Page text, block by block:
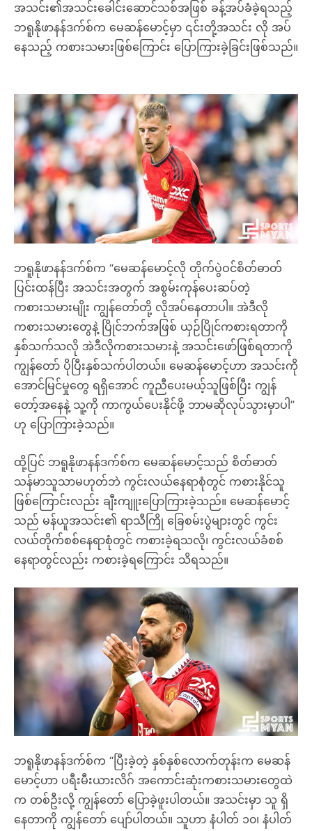
အသင်း၏အသင်းခေါင်းဆောင်သစ်အဖြစ် ခန့်အပ်ခံခဲ့ရသည့်
ဘရူနိုဖာနန်ဒက်စ်က မေဆန်မောင့်မှာ ၎င်းတို့အသင်း လို အပ်
နေသည့် ကစားသမားဖြစ်ကြောင်း ပြောကြားခဲ့ခြင်းဖြစ်သည်။
ဘရူနိုဖာနန်ဒက်စ်က “မေဆန်မောင့်လို တိုက်ပွဲဝင်စိတ်ဓာတ်
ပြင်းထန်ပြီး အသင်းအတွက် အစွမ်းကုန်ပေးဆပ်တဲ့
ကစားသမားမျိုး ကျွန်တော်တို့ လိုအပ်နေတာပါ။ အဲဒီလို
ကစားသမားတွေနဲ့ ပြိုင်ဘက်အဖြစ် ယှဉ်ပြိုင်ကစားရတာကို
နှစ်သက်သလို အဲဒီလိုကစားသမားနဲ့ အသင်းဖော်ဖြစ်ရတာကို
ကျွန်တော် ပိုပြီးနှစ်သက်ပါတယ်။ မေဆန်မောင့်ဟာ အသင်းကို
အောင်မြင်မှုတွေ ရရှိအောင် ကူညီပေးမယ့်သူဖြစ်ပြီး ကျွန်
တော့်အနေနဲ့ သူ့ကို ကာကွယ်ပေးနိုင်ဖို့ ဘာမဆိုလုပ်သွားမှာပါ”
ဟု ပြောကြားခဲ့သည်။
ထို့ပြင် ဘရူနိုဖာနန်ဒက်စ်က မေဆန်မောင့်သည် စိတ်ဓာတ်
သန်မာသူသာမဟုတ်ဘဲ ကွင်းလယ်နေရာစုံတွင် ကစားနိုင်သူ
ဖြစ်ကြောင်းလည်း ချီးကျူးပြောကြားခဲ့သည်။ မေဆန်မောင့်
သည် မန်ယူအသင်း၏ ရာသီကြို ခြေစမ်းပွဲများတွင် ကွင်း
လယ်တိုက်စစ်နေရာစုံတွင် ကစားခဲ့ရသလို၊ ကွင်းလယ်ခံစစ်
နေရာတွင်လည်း ကစားခဲ့ရကြောင်း သိရသည်။
ဘရူနိုဖာနန်ဒက်စ်က “ပြီးခဲ့တဲ့ နှစ်နှစ်လောက်တုန်းက မေဆန်
မောင့်ဟာ ပရီးမီးယားလိဂ် အကောင်းဆုံးကစားသမားတွေထဲ
က တစ်ဦးလို့ ကျွန်တော် ပြောခဲ့ဖူးပါတယ်။ အသင်းမှာ သူ ရှိ
နေတာကို ကျွန်တော် ပျော်ပါတယ်။ သူဟာ နံပါတ် ၁၀၊ နံပါတ်